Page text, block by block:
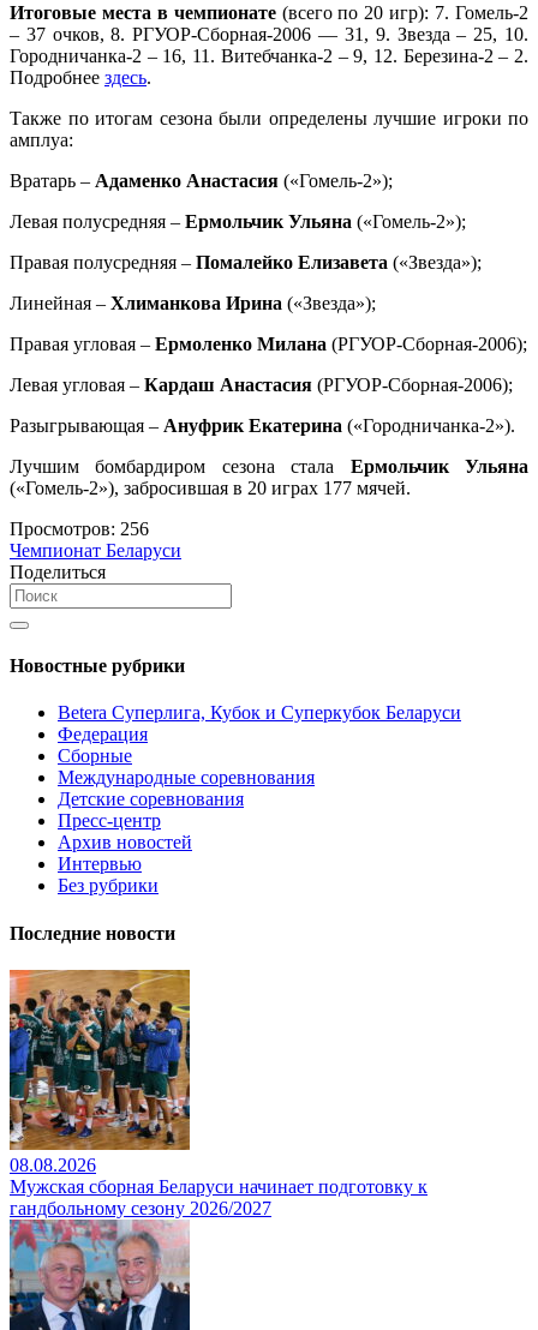
Итоговые места в чемпионате(всего по 20 игр): 7. Гомель-2
– 37 очков, 8. РГУОР-Сборная-2006 — 31, 9. Звезда – 25, 10.
Городничанка-2 – 16, 11. Витебчанка-2 – 9, 12. Березина-2 – 2.
Подробнее здесь.
Также по итогам сезона были определены лучшие игроки по
амплуа:
Вратарь – Адаменко Анастасия («Гомель-2»);
Левая полусредняя – Ермольчик Ульяна («Гомель-2»);
Правая полусредняя – Помалейко Елизавета («Звезда»);
Линейная – Хлиманкова Ирина («Звезда»);
Правая угловая – Ермоленко Милана (РГУОР-Сборная-2006);
Левая угловая – Кардаш Анастасия (РГУОР-Сборная-2006);
Разыгрывающая – Ануфрик Екатерина («Городничанка-2»).
Лучшим бомбардиром сезона стала Ермольчик Ульяна
(«Гомель-2»), забросившая в 20 играх 177 мячей.
Просмотров: 256
Чемпионат Беларуси
Поделиться
Новостные рубрики
Betera Суперлига, Кубок и Суперкубок Беларуси
Федерация
Сборные
Международные соревнования
Детские соревнования
Пресс-центр
Архив новостей
Интервью
Без рубрики
Последние новости
08.08.2026
Мужская сборная Беларуси начинает подготовку к
гандбольному сезону 2026/2027